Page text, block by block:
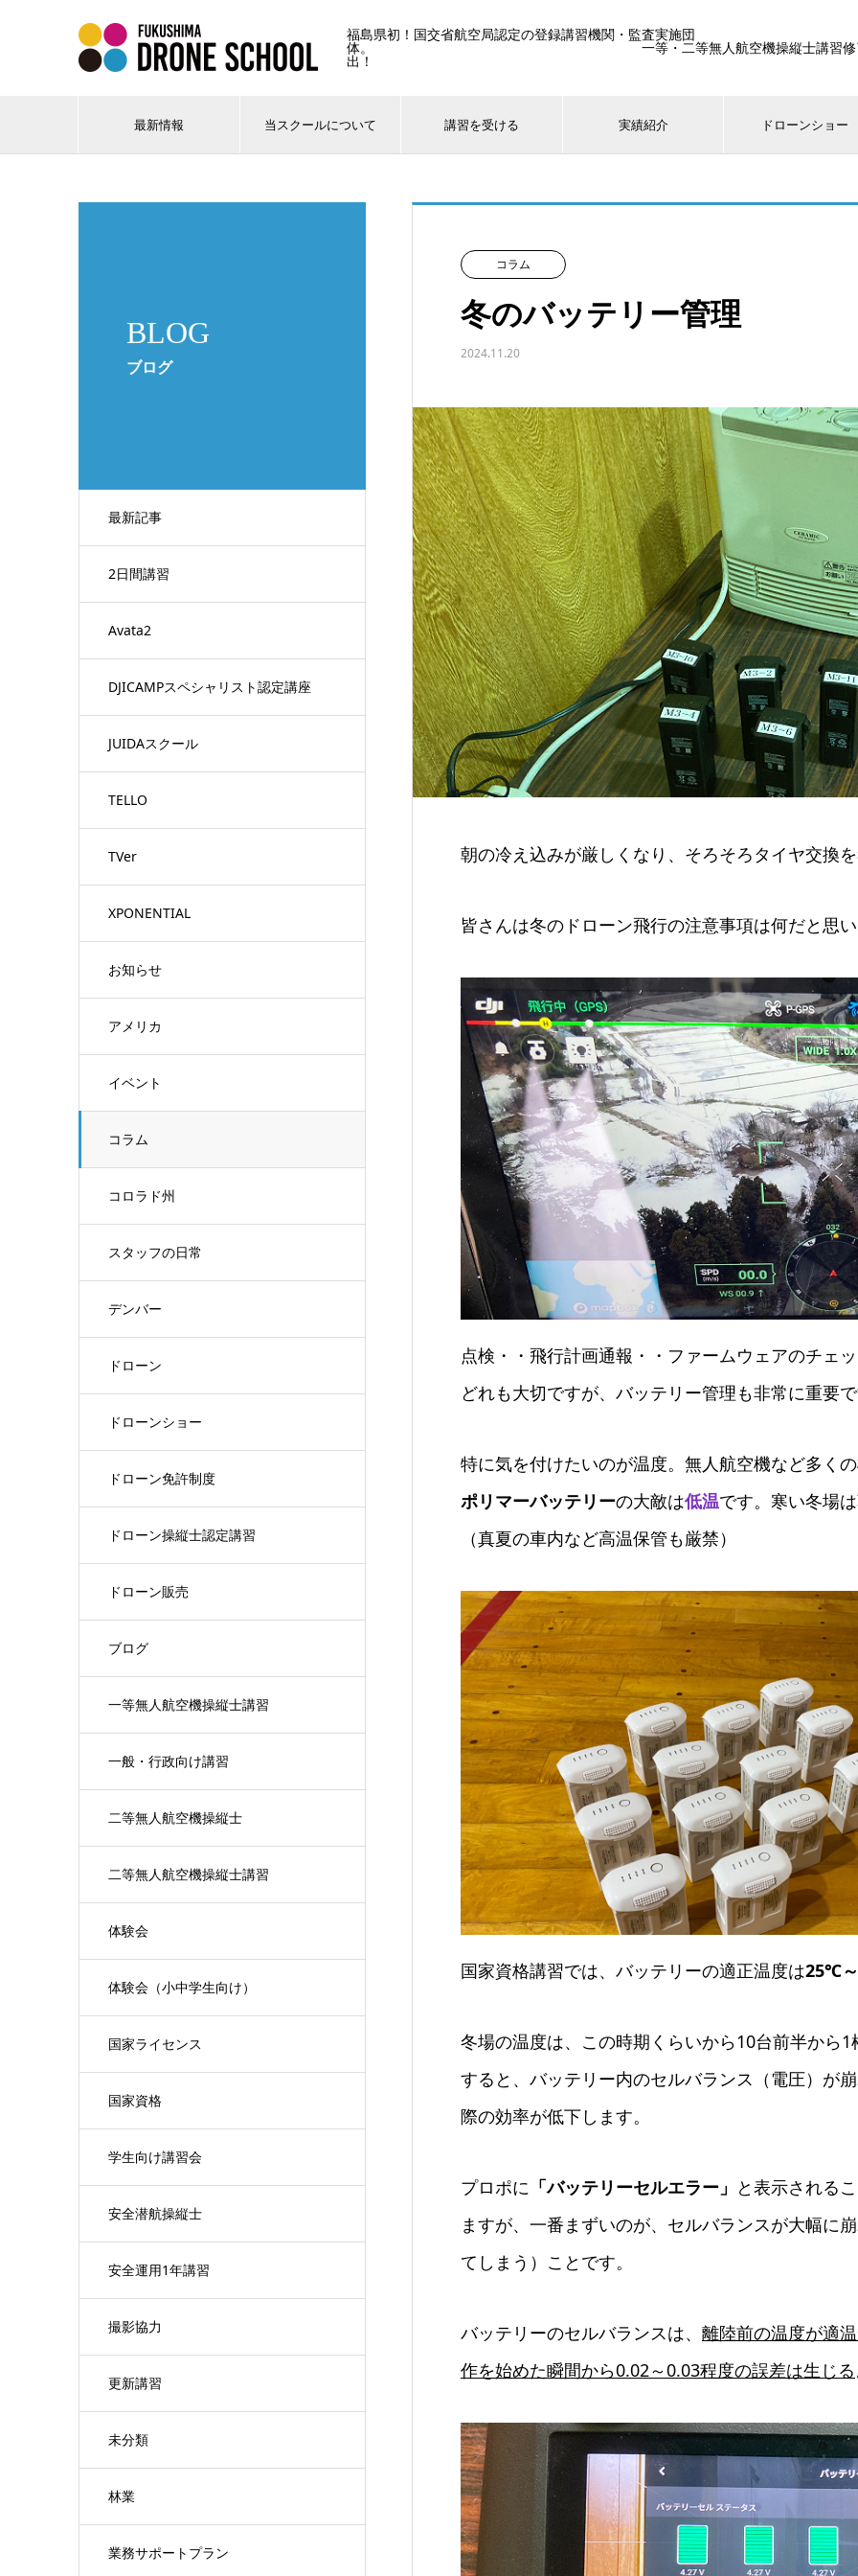
福島県初！国交省航空局認定の登録講習機関・監査実施団
体。 一等・二等無人航空機操縦士講習修了生
出！
最新情報 当スクールについて 講習を受ける 実績紹介 ドローンショー
BLOG
ブログ
最新記事
2日間講習
Avata2
DJICAMPスペシャリスト認定講座
JUIDAスクール
TELLO
TVer
XPONENTIAL
お知らせ
アメリカ
イベント
コラム
コロラド州
スタッフの日常
デンバー
ドローン
ドローンショー
ドローン免許制度
ドローン操縦士認定講習
ドローン販売
ブログ
一等無人航空機操縦士講習
一般・行政向け講習
二等無人航空機操縦士
二等無人航空機操縦士講習
体験会
体験会（小中学生向け）
国家ライセンス
国家資格
学生向け講習会
安全潜航操縦士
安全運用1年講習
撮影協力
更新講習
未分類
林業
業務サポートプラン
コラム
冬のバッテリー管理
2024.11.20
朝の冷え込みが厳しくなり、そろそろタイヤ交換
皆さんは冬のドローン飛行の注意事項は何だと思
点検・・飛行計画通報・・ファームウェアのチェ
どれも大切ですが、バッテリー管理も非常に重要
特に気を付けたいのが温度。無人航空機など多く
ポリマーバッテリーの大敵は低温です。寒い冬場
（真夏の車内など高温保管も厳禁）
国家資格講習では、バッテリーの適正温度は25℃
冬場の温度は、この時期くらいから10台前半から
すると、バッテリー内のセルバランス（電圧）が
際の効率が低下します。
プロポに 「バッテリーセルエラー」 と表示される
ますが、一番まずいのが、セルバランスが大幅に
てしまう）ことです。
バッテリーのセルバランスは、 離陸前の温度が適
作を始めた瞬間から0.02～0.03程度の誤差は生じる